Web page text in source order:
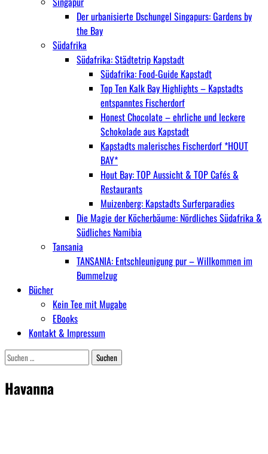
Der urbanisierte Dschungel Singapurs: Gardens by
the Bay
Südafrika
Südafrika: Städtetrip Kapstadt
Südafrika: Food-Guide Kapstadt
Top Ten Kalk Bay Highlights – Kapstadts
entspanntes Fischerdorf
Honest Chocolate – ehrliche und leckere
Schokolade aus Kapstadt
Kapstadts malerisches Fischerdorf *HOUT
BAY*
Hout Bay: TOP Aussicht & TOP Cafés &
Restaurants
Muizenberg: Kapstadts Surferparadies
Die Magie der Köcherbäume: Nördliches Südafrika &
Südliches Namibia
Tansania
TANSANIA: Entschleunigung pur – Willkommen im
Bummelzug
Bücher
Kein Tee mit Mugabe
EBooks
Kontakt & Impressum
Suchen
nach:
Oasis
~
Havanna